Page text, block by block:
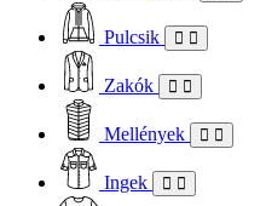
Pulcsik
Zakók
Mellények
Ingek